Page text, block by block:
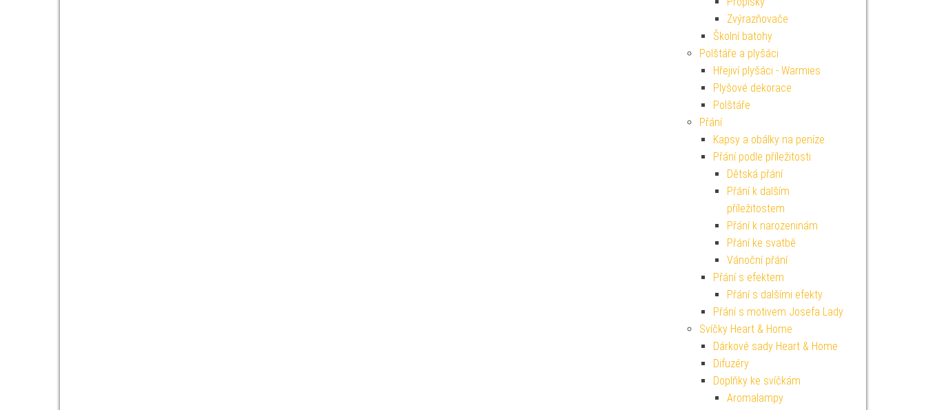
Zvýrazňovače
Školní batohy
Polštáře a plyšáci
Hřejiví plyšáci - Warmies
Plyšové dekorace
Polštáře
Přání
Kapsy a obálky na peníze
Přání podle příležitosti
Dětská přání
Přání k dalším
příležitostem
Přání k narozeninám
Přání ke svatbě
Vánoční přání
Přání s efektem
Přání s dalšími efekty
Přání s motivem Josefa Lady
Svíčky Heart & Home
Dárkové sady Heart & Home
Difuzéry
Doplňky ke svíčkám
Aromalampy